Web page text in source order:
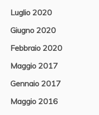
Luglio 2020
Giugno 2020
Febbraio 2020
Maggio 2017
Gennaio 2017
Maggio 2016